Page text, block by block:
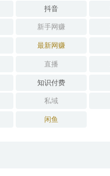
抖音
新手网赚
最新网赚
直播
知识付费
私域
闲鱼